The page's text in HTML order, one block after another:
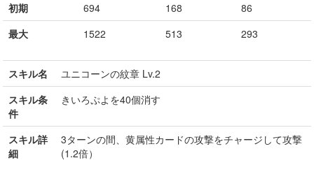
初期
694 168
86
最大
1522 513 293
スキル名
ユニコーンの紋章 Lv.2
スキル条
件
きいろぷよを40個消す
スキル詳
細
3ターンの間、黄属性カードの攻撃をチャージして攻撃
(1.2倍）